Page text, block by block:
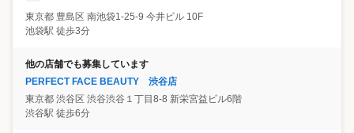
東京都 豊島区 南池袋1-25-9 今井ビル 10F
池袋駅 徒歩3分
他の店舗でも募集しています
PERFECT FACE BEAUTY 渋谷店
東京都 渋谷区 渋谷渋谷１丁目8-8 新栄宮益ビル6階
渋谷駅 徒歩6分